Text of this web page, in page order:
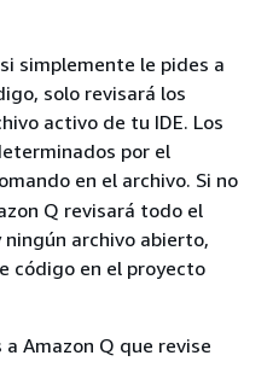
simplemente le pides a
solo revisará los
activo de tu IDE. Los
por el
en el archivo. Si no
Q revisará todo el
ningún archivo abierto,
código en el proyecto
Amazon Q que revise